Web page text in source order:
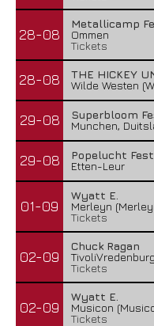
28-08
Metallicamp
Ommen
Tickets
28-08
THE HICKEY
Wilde Westen
29-08
Superbloom
Munchen,
29-08
Popelucht
Etten-Leur
01-09
Wyatt E.
Merleyn
Tickets
02-09
Chuck Ragan
Tickets
02-09
Wyatt E.
Musicon
Tickets